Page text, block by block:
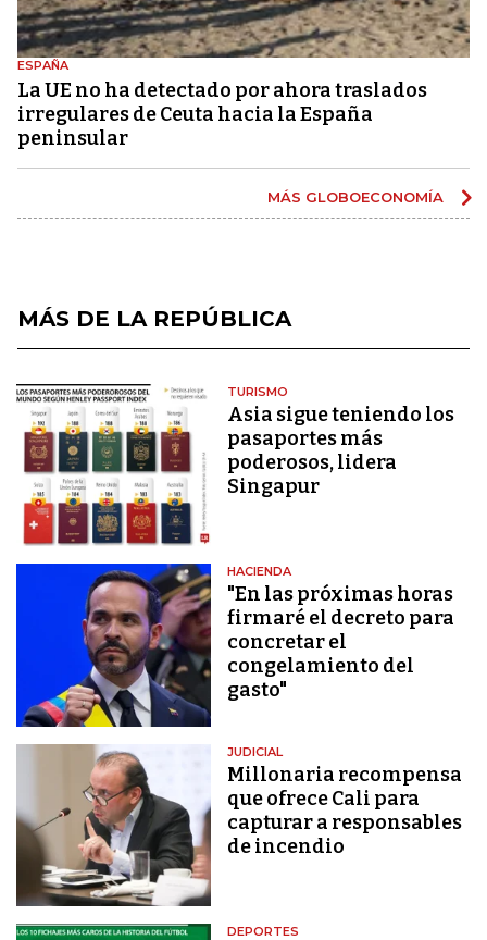
ESPAÑA
La UE no ha detectado por ahora traslados
irregulares de Ceuta hacia la España
peninsular
MÁS GLOBOECONOMÍA
MÁS DE LA REPÚBLICA
TURISMO
Asia sigue teniendo los
pasaportes más
poderosos, lidera
Singapur
HACIENDA
"En las próximas horas
firmaré el decreto para
concretar el
congelamiento del
gasto"
JUDICIAL
Millonaria recompensa
que ofrece Cali para
capturar a responsables
de incendio
DEPORTES